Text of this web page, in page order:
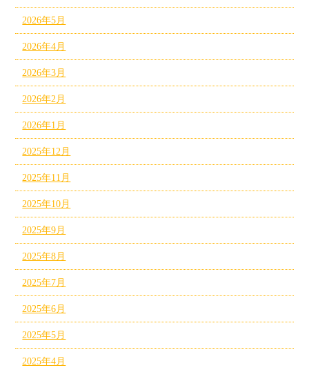
2026年5月
2026年4月
2026年3月
2026年2月
2026年1月
2025年12月
2025年11月
2025年10月
2025年9月
2025年8月
2025年7月
2025年6月
2025年5月
2025年4月